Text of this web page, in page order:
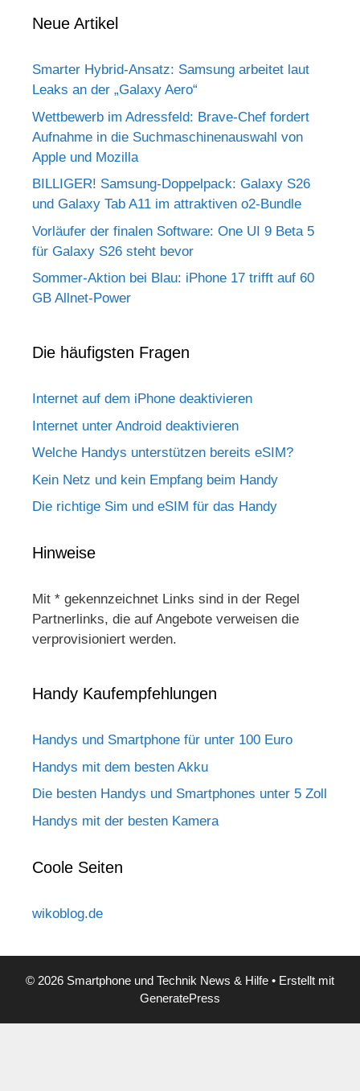
Neue Artikel
Smarter Hybrid-Ansatz: Samsung arbeitet laut
Leaks an der „Galaxy Aero“
Wettbewerb im Adressfeld: Brave-Chef fordert
Aufnahme in die Suchmaschinenauswahl von
Apple und Mozilla
BILLIGER! Samsung-Doppelpack: Galaxy S26
und Galaxy Tab A11 im attraktiven o2-Bundle
Vorläufer der finalen Software: One UI 9 Beta 5
für Galaxy S26 steht bevor
Sommer-Aktion bei Blau: iPhone 17 trifft auf 60
GB Allnet-Power
Die häufigsten Fragen
Internet auf dem iPhone deaktivieren
Internet unter Android deaktivieren
Welche Handys unterstützen bereits eSIM?
Kein Netz und kein Empfang beim Handy
Die richtige Sim und eSIM für das Handy
Hinweise
Mit * gekennzeichnet Links sind in der Regel
Partnerlinks, die auf Angebote verweisen die
verprovisioniert werden.
Handy Kaufempfehlungen
Handys und Smartphone für unter 100 Euro
Handys mit dem besten Akku
Die besten Handys und Smartphones unter 5 Zoll
Handys mit der besten Kamera
Coole Seiten
wikoblog.de
© 2026 Smartphone und Technik News & Hilfe • Erstellt mit
GeneratePress